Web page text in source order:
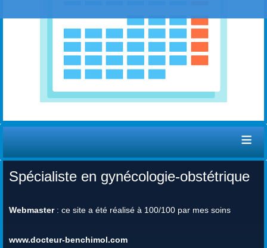
≡
Spécialiste en gynécologie-obstétrique
Webmaster: ce site a été réalisé à 100/100 par mes soins
www.docteur-benchimol.com